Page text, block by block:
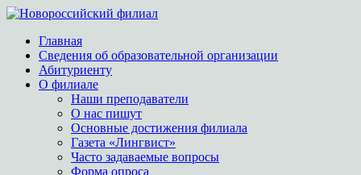
Главная
Сведения об образовательной организации
Абитуриенту
О филиале
Наши преподаватели
О нас пишут
Основные достижения филиала
Газета «Лингвист»
Часто задаваемые вопросы
Форма опроса